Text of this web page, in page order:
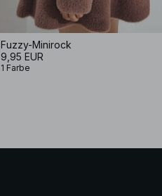
Fuzzy-Minirock
9,95 EUR
1 Farbe